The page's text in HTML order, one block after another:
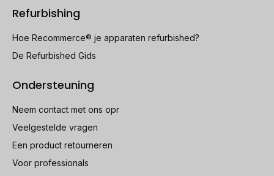
Refurbishing
Hoe Recommerce® je apparaten refurbished?
De Refurbished Gids
Ondersteuning
Neem contact met ons opr
Veelgestelde vragen
Een product retourneren
Voor professionals